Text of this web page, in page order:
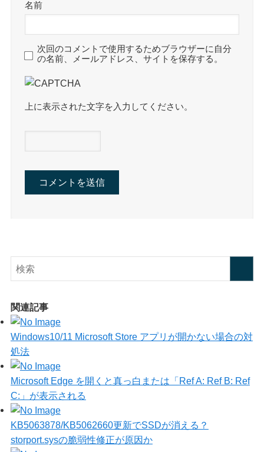
名前
次回のコメントで使用するためブラウザーに自分
の名前、メールアドレス、サイトを保存する。
上に表示された文字を入力してください。
関連記事
Windows10/11 Microsoft Store アプリが開かない場合の対
処法
Microsoft Edge を開くと真っ白または「Ref A: Ref B: Ref
C:」が表示される
KB5063878/KB5062660更新でSSDが消える？
storport.sysの脆弱性修正が原因か